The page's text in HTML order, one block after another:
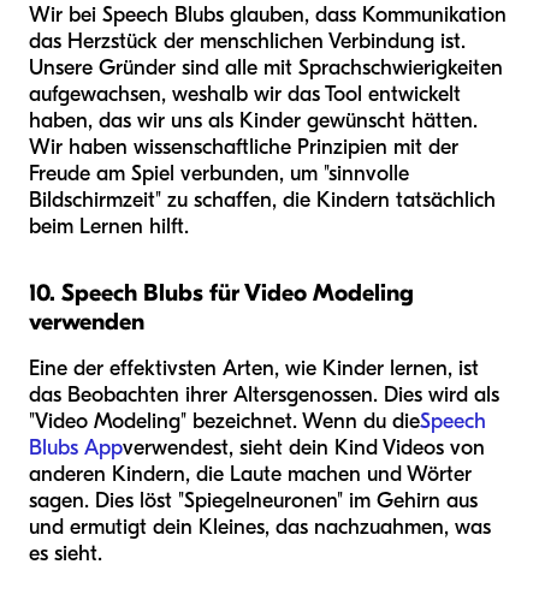
Wir bei Speech Blubs glauben, dass Kommunikation
das Herzstück der menschlichen Verbindung ist.
Unsere Gründer sind alle mit Sprachschwierigkeiten
aufgewachsen, weshalb wir das Tool entwickelt
haben, das wir uns als Kinder gewünscht hätten.
Wir haben wissenschaftliche Prinzipien mit der
Freude am Spiel verbunden, um "sinnvolle
Bildschirmzeit" zu schaffen, die Kindern tatsächlich
beim Lernen hilft.
10. Speech Blubs für Video Modeling
verwenden
Eine der effektivsten Arten, wie Kinder lernen, ist
das Beobachten ihrer Altersgenossen. Dies wird als
"Video Modeling" bezeichnet. Wenn du dieSpeech
Blubs Appverwendest, sieht dein Kind Videos von
anderen Kindern, die Laute machen und Wörter
sagen. Dies löst "Spiegelneuronen" im Gehirn aus
und ermutigt dein Kleines, das nachzuahmen, was
es sieht.